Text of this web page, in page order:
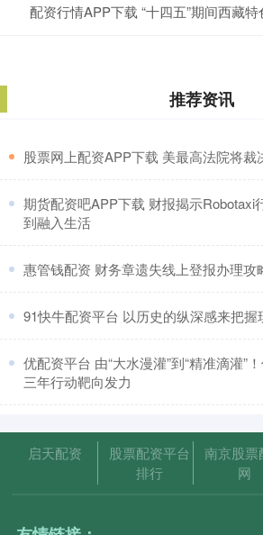
配资行情APP下载 “十四五”期间西藏
推荐资讯
股票网上配资APP下载 美最高法院将裁
期货配资吧APP下载 财报揭示Robotaxi
到融入生活
惠管钱配资 财务章遗失线上登报办理攻
​91快牛配资平台 以历史的纵深感来把握
优配资平台 由“大水漫灌”到“精准滴灌”
三年行动靶向发力
启天配资
股票配资平台
排行
南京股票
网